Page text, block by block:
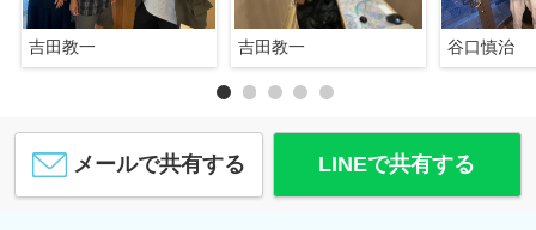
吉田教一 吉田教一 谷口慎治
メールで共有する LINEで共有する